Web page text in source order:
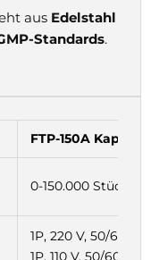
aus Edelstahl
Standards.
FTP-150A
0-150.000 Stück/min
1P, 220 V, 50/60 Hz
1P, 110 V, 50/60 Hz